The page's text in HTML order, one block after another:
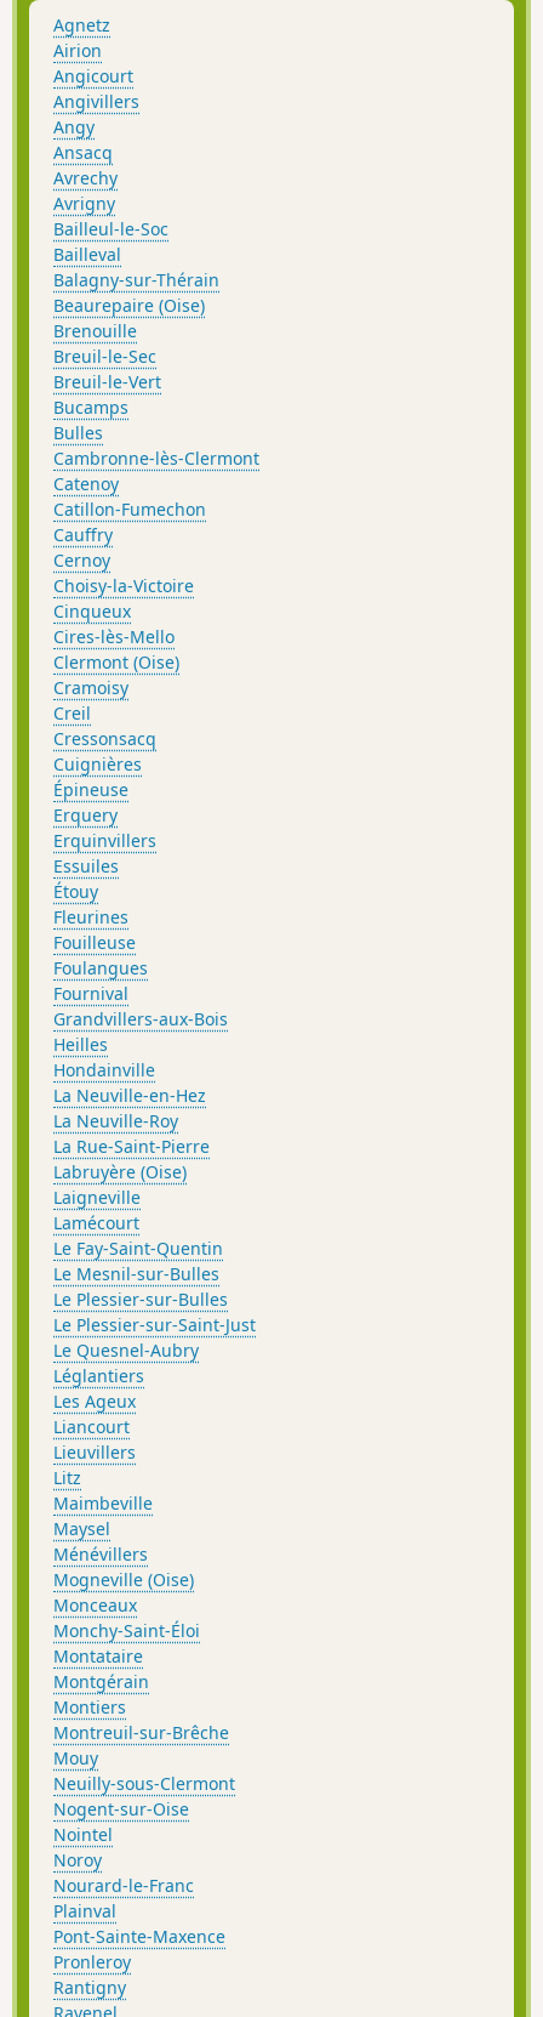
Agnetz
Airion
Angicourt
Angivillers
Angy
Ansacq
Avrechy
Avrigny
Bailleul-le-Soc
Bailleval
Balagny-sur-Thérain
Beaurepaire (Oise)
Brenouille
Breuil-le-Sec
Breuil-le-Vert
Bucamps
Bulles
Cambronne-lès-Clermont
Catenoy
Catillon-Fumechon
Cauffry
Cernoy
Choisy-la-Victoire
Cinqueux
Cires-lès-Mello
Clermont (Oise)
Cramoisy
Creil
Cressonsacq
Cuignières
Épineuse
Erquery
Erquinvillers
Essuiles
Étouy
Fleurines
Fouilleuse
Foulangues
Fournival
Grandvillers-aux-Bois
Heilles
Hondainville
La Neuville-en-Hez
La Neuville-Roy
La Rue-Saint-Pierre
Labruyère (Oise)
Laigneville
Lamécourt
Le Fay-Saint-Quentin
Le Mesnil-sur-Bulles
Le Plessier-sur-Bulles
Le Plessier-sur-Saint-Just
Le Quesnel-Aubry
Léglantiers
Les Ageux
Liancourt
Lieuvillers
Litz
Maimbeville
Maysel
Ménévillers
Mogneville (Oise)
Monceaux
Monchy-Saint-Éloi
Montataire
Montgérain
Montiers
Montreuil-sur-Brêche
Mouy
Neuilly-sous-Clermont
Nogent-sur-Oise
Nointel
Noroy
Nourard-le-Franc
Plainval
Pont-Sainte-Maxence
Pronleroy
Rantigny